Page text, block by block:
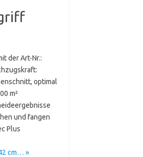
der Art-Nr.:
optimal
m²
und fangen
Plus
cm… »